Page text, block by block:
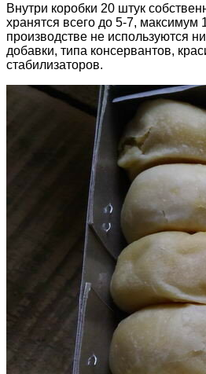
Внутри коробки 20 штук
хранятся всего до 5-7, максимум
производстве не используются
добавки, типа консервантов,
стабилизаторов.